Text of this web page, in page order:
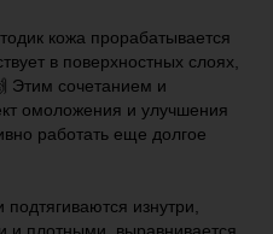
кожа прорабатывается
в поверхностных слоях,
Этим сочетанием и
омоложения и улучшения
работать еще долгое
изнутри,